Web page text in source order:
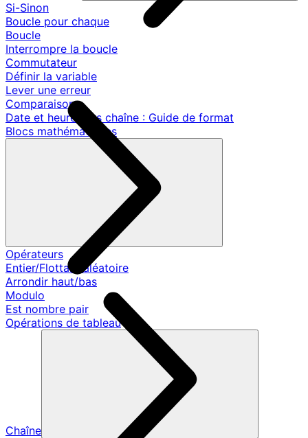
Si-Sinon
Boucle pour chaque
Boucle
Interrompre la boucle
Commutateur
Définir la variable
Lever une erreur
Comparaison
Date et heure vers chaîne : Guide de format
Blocs mathématiques
Opérateurs
Entier/Flottant aléatoire
Arrondir haut/bas
Modulo
Est nombre pair
Opérations de tableau
Chaîne